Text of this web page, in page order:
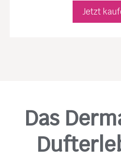
Jetzt
Das